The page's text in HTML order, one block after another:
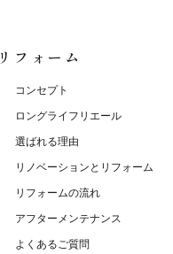
リフォーム
コンセプト
ロングライフリエール
選ばれる理由
リノベーションとリフォーム
リフォームの流れ
アフターメンテナンス
よくあるご質問